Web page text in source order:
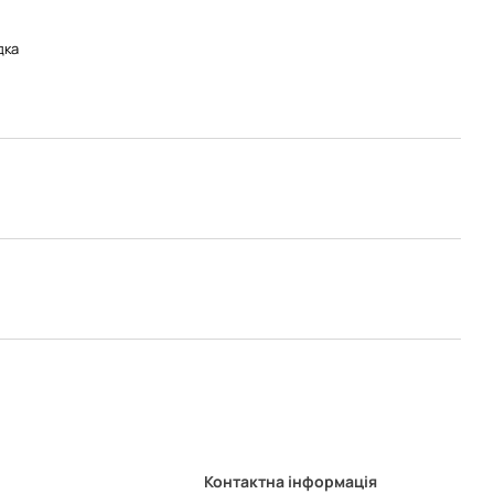
Контактна інформація